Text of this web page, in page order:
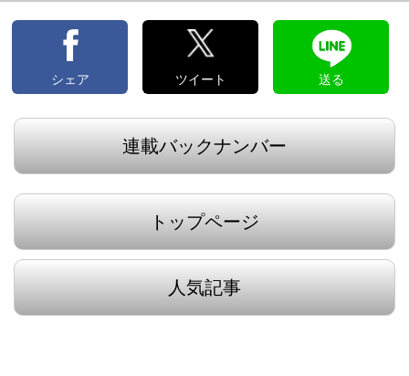
シェア ツイート 送る
連載バックナンバー
トップページ
人気記事